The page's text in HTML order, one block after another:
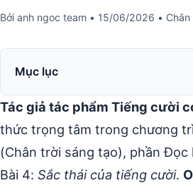
Bởi anh ngoc team • 15/06/2026 •
Mục lục
Tác giả tác phẩm Tiếng cười
thức trọng tâm trong chương
(Chân trời sáng tạo), phần
Bài 4: Sắc thái của tiếng cười.